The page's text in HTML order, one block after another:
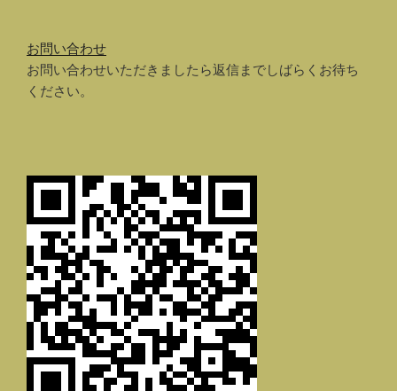
お問い合わせ
お問い合わせいただきましたら返信までしばらくお待ち
ください。